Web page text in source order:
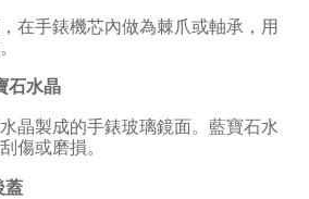
在手錶機芯內做為棘爪或軸承，用
石水晶
晶製成的手錶玻璃鏡面。藍寶石水
傷或磨損。
蓋